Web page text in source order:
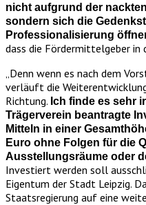
nicht aufgrund der
sondern sich die
Professionalisierung
dass die Fördermittelgeber in
„Denn wenn es nach dem
verläuft die
Richtung. Ich finde es sehr
Trägerverein beantragte
Mitteln in einer
Euro ohne Folgen für die
Ausstellungsräume oder
Investiert werden soll
Eigentum der Stadt Leipzig.
Staatsregierung auf eine